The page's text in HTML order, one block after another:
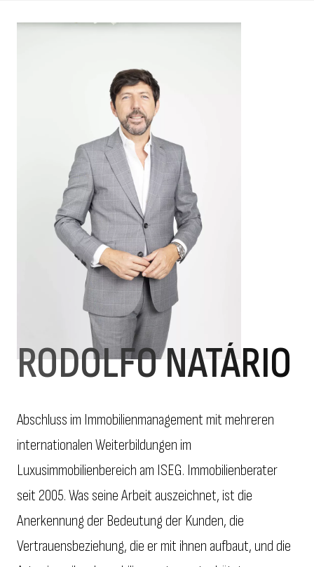
RODOLFO NATÁRIO
Abschluss im Immobilienmanagement mit mehreren
internationalen Weiterbildungen im
Luxusimmobilienbereich am ISEG. Immobilienberater
seit 2005. Was seine Arbeit auszeichnet, ist die
Anerkennung der Bedeutung der Kunden, die
Vertrauensbeziehung, die er mit ihnen aufbaut, und die